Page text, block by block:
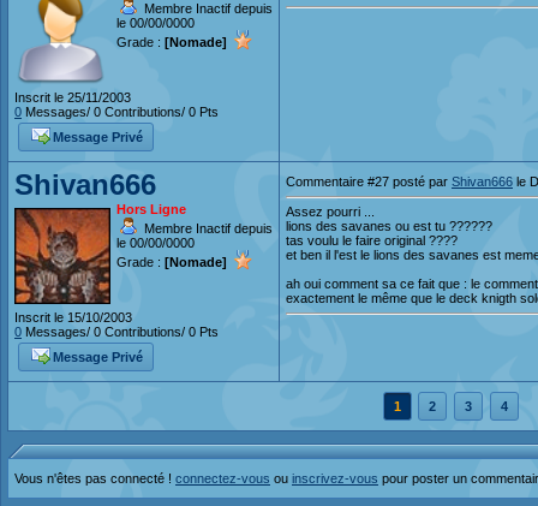
Membre Inactif depuis
le 00/00/0000
Grade : [Nomade]
Inscrit le 25/11/2003
0 Messages/ 0 Contributions/ 0 Pts
Message Privé
Shivan666
Hors Ligne
Membre Inactif depuis
le 00/00/0000
Grade : [Nomade]
Inscrit le 15/10/2003
0 Messages/ 0 Contributions/ 0 Pts
Message Privé
Commentaire #27 posté par Shivan666 le
Assez pourri ...
lions des savanes ou est tu ??????
tas voulu le faire original ????
et ben il l'est le lions des savanes est
ah oui comment sa ce fait que : le
exactement le même que le deck knigth
1 2 3 4
Vous n'êtes pas connecté ! connectez-vous ou inscrivez-vous pour poster un